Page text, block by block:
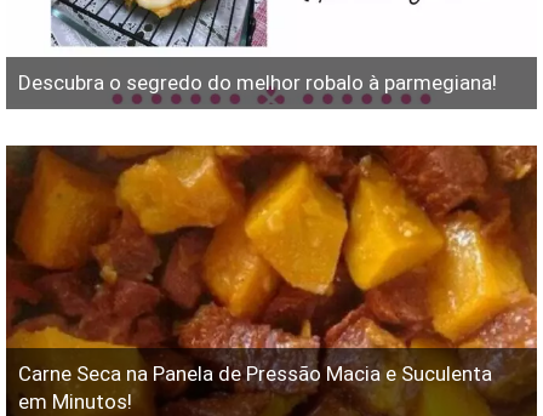
Descubra o segredo do melhor robalo à parmegiana!
Carne Seca na Panela de Pressão Macia e Suculenta
em Minutos!